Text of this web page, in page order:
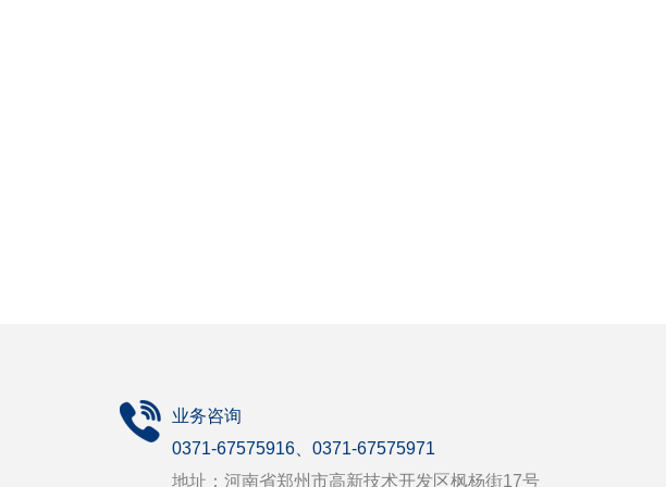
业务咨询
0371-67575916、0371-67575971
地址：河南省郑州市高新技术开发区枫杨街17号